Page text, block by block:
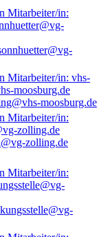
moosburg.de
zolling.de